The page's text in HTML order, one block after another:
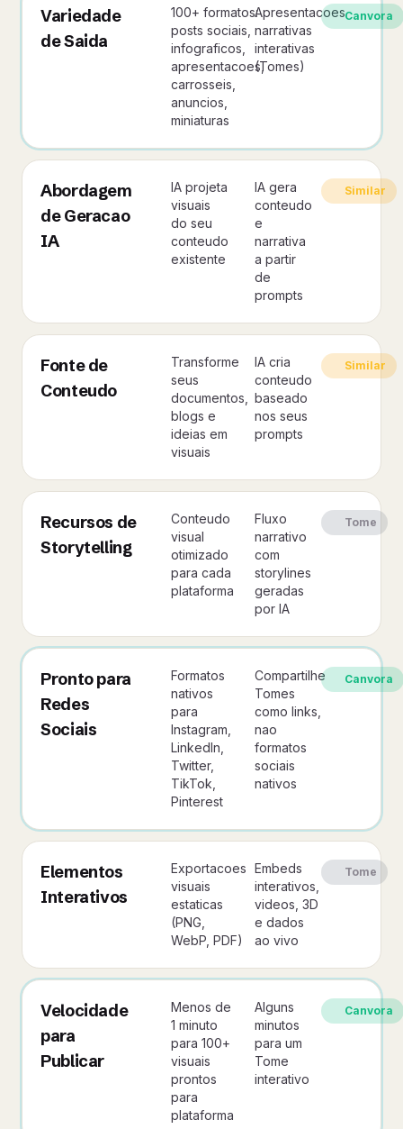
Variedade
de Saida
100+ formatos:
posts sociais,
infograficos,
apresentacoes,
carrosseis,
anuncios,
miniaturas
Apresentacoes
narrativas
interativas
(Tomes)
Canvora
Abordagem
de Geracao
IA
IA projeta
visuais
do seu
conteudo
existente
IA gera
conteudo
e
narrativa
a partir
de
prompts
Similar
Fonte de
Conteudo
Transforme
seus
documentos,
blogs e
ideias em
visuais
IA cria
conteudo
baseado
nos seus
prompts
Similar
Recursos de
Storytelling
Conteudo
visual
otimizado
para cada
plataforma
Fluxo
narrativo
com
storylines
geradas
por IA
Tome
Pronto para
Redes
Sociais
Formatos
nativos
para
Instagram,
LinkedIn,
Twitter,
TikTok,
Pinterest
Compartilhe
Tomes
como links,
nao
formatos
sociais
nativos
Canvora
Elementos
Interativos
Exportacoes
visuais
estaticas
(PNG,
WebP, PDF)
Embeds
interativos,
videos, 3D
e dados
ao vivo
Tome
Velocidade
para
Publicar
Menos de
1 minuto
para 100+
visuais
prontos
para
plataforma
Alguns
minutos
para um
Tome
interativo
Canvora